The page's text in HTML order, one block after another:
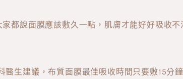
家都說面膜應該敷久一點，肌膚才能好好吸收
醫生建議，布質面膜最佳吸收時間只要敷15分